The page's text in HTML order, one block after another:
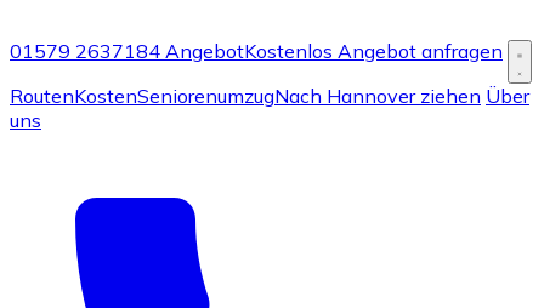
01579 2637184 AngebotKostenlos Angebot anfragen
RoutenKostenSeniorenumzugNach Hannover ziehen Über
uns